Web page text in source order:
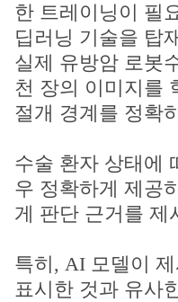
한 트레이닝이 필
딥러닝 기술을 탑
실제 유방암 로봇
천 장의 이미지를
절개 경계를 정확
수술 환자 상태에
우 정확하게 제공
게 판단 근거를 제
특히, AI 모델이
표시한 것과 유사